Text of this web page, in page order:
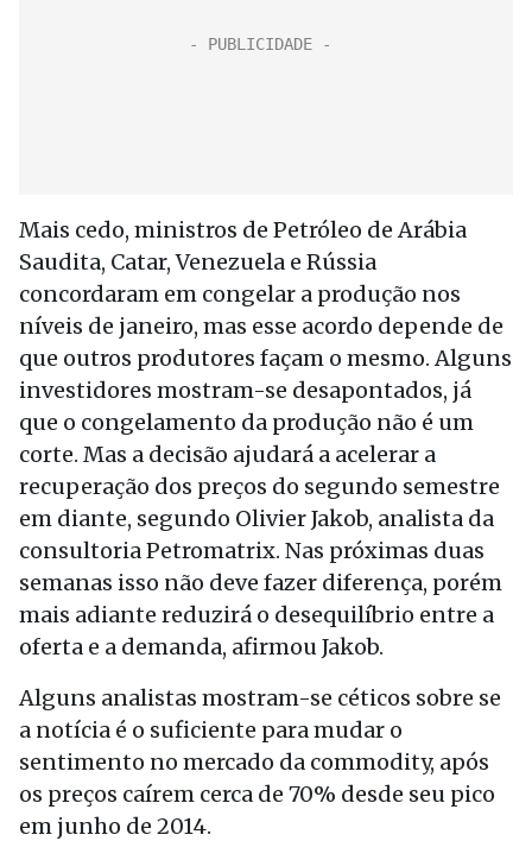
Mais cedo, ministros de Petróleo de Arábia
Saudita, Catar, Venezuela e Rússia
concordaram em congelar a produção nos
níveis de janeiro, mas esse acordo depende de
que outros produtores façam o mesmo. Alguns
investidores mostram-se desapontados, já
que o congelamento da produção não é um
corte. Mas a decisão ajudará a acelerar a
recuperação dos preços do segundo semestre
em diante, segundo Olivier Jakob, analista da
consultoria Petromatrix. Nas próximas duas
semanas isso não deve fazer diferença, porém
mais adiante reduzirá o desequilíbrio entre a
oferta e a demanda, afirmou Jakob.
Alguns analistas mostram-se céticos sobre se
a notícia é o suficiente para mudar o
sentimento no mercado da commodity, após
os preços caírem cerca de 70% desde seu pico
em junho de 2014.